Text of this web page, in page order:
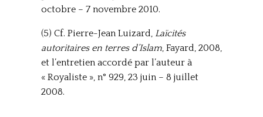
octobre – 7 novembre 2010.
(5) Cf. Pierre-Jean Luizard, Laïcités
autoritaires en terres d’Islam, Fayard, 2008,
et l’entretien accordé par l’auteur à
« Royaliste », n° 929, 23 juin – 8 juillet
2008.